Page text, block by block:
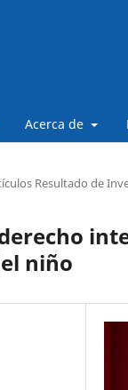
Acerca de
Resultado de
niño